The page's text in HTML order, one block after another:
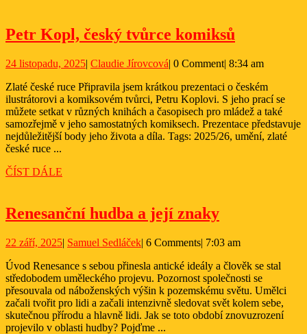
Petr Kopl, český tvůrce komiksů
český
tvůrce
komiksů
24 listopadu, 202524
2025
| Claudie JírovcováClaudie
| 0 Comment| 8:34 am
Zlaté české ruce Připravila jsem krátkou prezentaci o českém
ilustrátorovi a komiksovém tvůrci, Petru Koplovi. S jeho prací se
můžete setkat v různých knihách a časopisech pro mládež a také
samozřejmě v jeho samostatných komiksech. Prezentace představuje
nejdůležitější body jeho života a díla. Tags: 2025/26, umění, zlaté
české ruce ...
ČÍST DÁLE
Renesanční hudba a její znakyRenesanční
a
její
znaky
22 září, 202522
2025
| Samuel SedláčekSamuel
| 6 Comments| 7:03 am
Úvod Renesance s sebou přinesla antické ideály a člověk se stal
středobodem uměleckého projevu. Pozornost společnosti se
přesouvala od náboženských výšin k pozemskému světu. Umělci
začali tvořit pro lidi a začali intenzivně sledovat svět kolem sebe,
skutečnou přírodu a hlavně lidi. Jak se toto období znovuzrození
projevilo v oblasti hudby? Pojďme ...